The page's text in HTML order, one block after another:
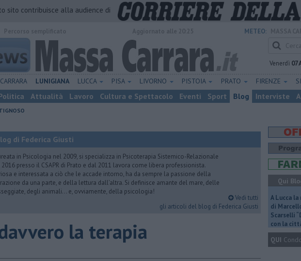
sito contribuisce alla audience di
METEO:
Venerdì 07
LUNIGIANA LUCCA PISA LIVORNO PISTOIA PRATO FIRENZE
Attualità Lavoro Cultura e Spettacolo Eventi Sport Blog Interviste
di Federica Giusti
in Psicologia nel 2009, si specializza in Psicoterapia Sistemico-Relazionale
2016 presso il CSAPR di Prato e dal 2011 lavora come libera professionista.
e interessata a ciò che le accade intorno, ha da sempre la passione della
da una parte, e della lettura dall’altra. Si definisce amante del mare, delle
degli animali… e, ovviamente, della psicologia!
Vedi tutti
gli articoli del blog di Federica Giusti
la terapia
Qui
A Lucca
di
Scarselli
con la
QUI